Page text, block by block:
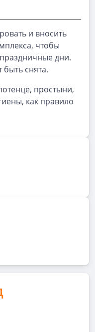
и вносить
чтобы
дни.
снята.
простыни,
как правило